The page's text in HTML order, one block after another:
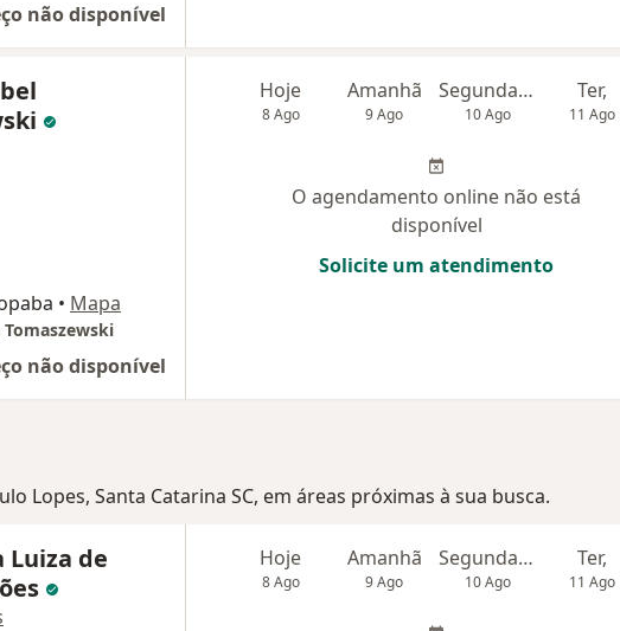
não disponível
• Mapa
não disponível
Hoje
8 Ago
Amanhã
9 Ago
Segunda-feira
10 Ago
Ter,
11 Ago
O agendamento online não está
disponível
Solicite um atendimento
Lopes, Santa Catarina SC, em áreas próximas à sua busca.
Luiza de
Hoje
8 Ago
Amanhã
9 Ago
Segunda-feira
10 Ago
Ter,
11 Ago